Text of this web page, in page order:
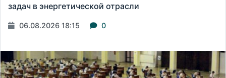
задач в энергетической отрасли
06.08.2026 18:15 0